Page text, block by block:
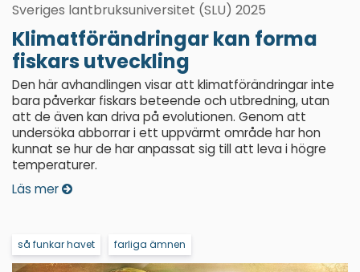
Sveriges lantbruksuniversitet (SLU) 2025
Klimatförändringar kan forma
fiskars utveckling
Den här avhandlingen visar att klimatförändringar inte
bara påverkar fiskars beteende och utbredning, utan
att de även kan driva på evolutionen. Genom att
undersöka abborrar i ett uppvärmt område har hon
kunnat se hur de har anpassat sig till att leva i högre
temperaturer.
Läs mer
så funkar havet farliga ämnen